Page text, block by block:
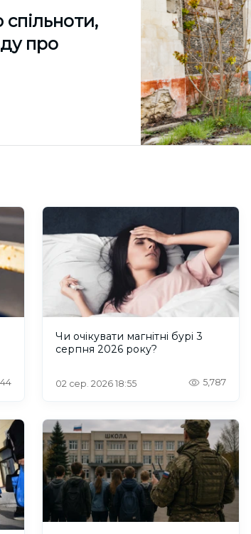
про
Чи очікувати магнітні бурі 3
серпня 2026 року?
02 сер. 2026 18:55 5,787